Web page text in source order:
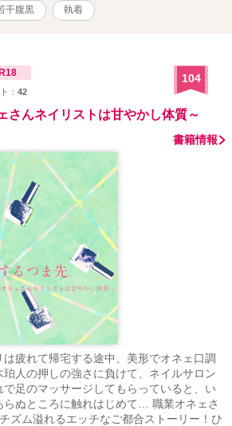
干腹黒 執着
R18
： 42
104
さんネイリストは甘やかし体質～
書籍情報
疲れて帰宅する途中、美形でオネェ口調
人の押しの強さに負けて、ネイルサロン
足のマッサージしてもらっていると、い
らぬところに触れはじめて… 職業オネェさ
ズム溢れるエッチなご都合ストーリー！ひ